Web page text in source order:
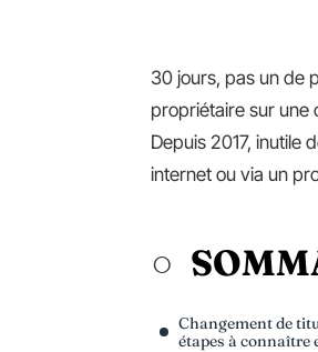
30 jours, pas un de
propriétaire sur une
Depuis 2017, inutile
internet ou via un
Changement de
étapes à connaître